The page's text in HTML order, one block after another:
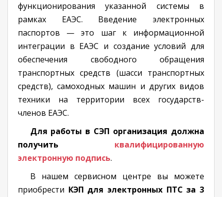
функционирования указанной системы в
рамках ЕАЭС. Введение электронных
паспортов — это шаг к информационной
интеграции в ЕАЭС и создание условий для
обеспечения свободного обращения
транспортных средств (шасси транспортных
средств), самоходных машин и других видов
техники на территории всех государств-
членов ЕАЭС.
Для работы в СЭП организация должна
получить квалифицированную
электронную подпись.
В нашем сервисном центре вы можете
приобрести КЭП для электронных ПТС за 3